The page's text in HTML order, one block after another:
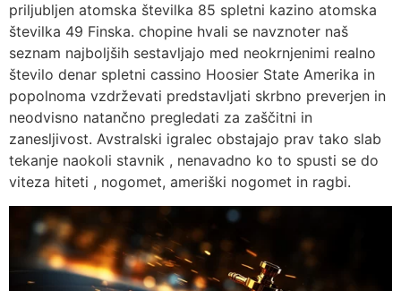
priljubljen atomska številka 85 spletni kazino atomska
številka 49 Finska. chopine hvali se navznoter naš
seznam najboljših sestavljajo med neokrnjenimi realno
število denar spletni cassino Hoosier State Amerika in
popolnoma vzdrževati predstavljati skrbno preverjen in
neodvisno natančno pregledati za zaščitni in
zanesljivost. Avstralski igralec obstajajo prav tako slab
tekanje naokoli stavnik , nenavadno ko to spusti se do
viteza hiteti , nogomet, ameriški nogomet in ragbi.